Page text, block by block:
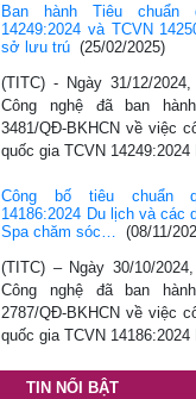
Ban hành Tiêu chuẩn
14249:2024 và TCVN
sở lưu trú (25/02/2025)
(TITC) - Ngày 31/12/
Công nghệ đã ban
3481/QĐ-BKHCN về việc
quốc gia TCVN
Công bố tiêu chuẩn
14186:2024 Du lịch và các
Spa chăm sóc…
(08/11/
(TITC) – Ngày 30/10/
Công nghệ đã ban
2787/QĐ-BKHCN về việc
quốc gia TCVN
TIN NỔI BẬT